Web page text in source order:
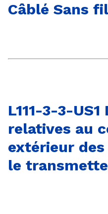
Câblé Sans fil
L111-3-3-
relatives au
extérieur
le